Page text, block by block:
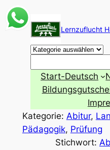
Zum
Inhalt
springen
Lernzuflucht
Start-Deutsch
Kategorie: Abitur,
Pädagogik, Prüfung
Stichwort: